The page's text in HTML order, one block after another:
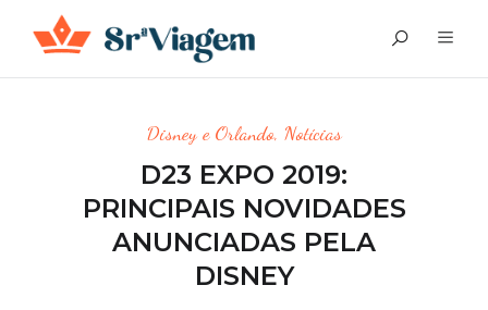
Disney e Orlando, Notícias
D23 EXPO 2019:
PRINCIPAIS NOVIDADES
ANUNCIADAS PELA
DISNEY